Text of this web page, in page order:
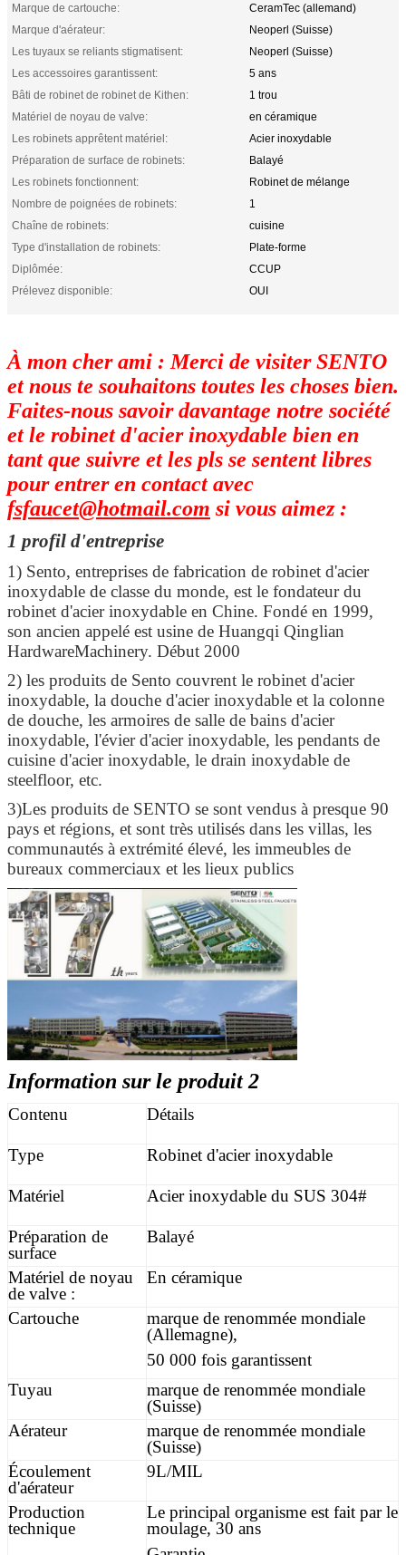
Marque de cartouche:
CeramTec (allemand)
Marque d'aérateur:
Neoperl (Suisse)
Les tuyaux se reliants stigmatisent:
Neoperl (Suisse)
Les accessoires garantissent:
5 ans
Bâti de robinet de robinet de Kithen:
1 trou
Matériel de noyau de valve:
en céramique
Les robinets apprêtent matériel:
Acier inoxydable
Préparation de surface de robinets:
Balayé
Les robinets fonctionnent:
Robinet de mélange
Nombre de poignées de robinets:
1
Chaîne de robinets:
cuisine
Type d'installation de robinets:
Plate-forme
Diplômée:
CCUP
Prélevez disponible:
OUI
À mon cher ami : Merci de visiter SENTO
et nous te souhaitons toutes les choses bien.
Faites-nous savoir davantage notre société
et le robinet d'acier inoxydable bien en
tant que suivre et les pls se sentent libres
pour entrer en contact avec
fsfaucet@hotmail.com si vous aimez :
1 profil d'entreprise
1) Sento, entreprises de fabrication de robinet d'acier
inoxydable de classe du monde, est le fondateur du
robinet d'acier inoxydable en Chine. Fondé en 1999,
son ancien appelé est usine de Huangqi Qinglian
HardwareMachinery. Début 2000
2) les produits de Sento couvrent le robinet d'acier
inoxydable, la douche d'acier inoxydable et la colonne
de douche, les armoires de salle de bains d'acier
inoxydable, l'évier d'acier inoxydable, les pendants de
cuisine d'acier inoxydable, le drain inoxydable de
steelfloor, etc.
3)Les produits de SENTO se sont vendus à presque 90
pays et régions, et sont très utilisés dans les villas, les
communautés à extrémité élevé, les immeubles de
bureaux commerciaux et les lieux publics
Information sur le produit 2
Contenu Détails
Type Robinet d'acier inoxydable
Matériel Acier inoxydable du SUS 304#
Préparation de
surface
Balayé
Matériel de noyau
de valve :
En céramique
Cartouche
marque de renommée mondiale
(Allemagne),
50 000 fois garantissent
Tuyau
marque de renommée mondiale
(Suisse)
Aérateur
marque de renommée mondiale
(Suisse)
Écoulement
d'aérateur
9L/MIL
Production
technique
Le principal organisme est fait par le
moulage, 30 ans